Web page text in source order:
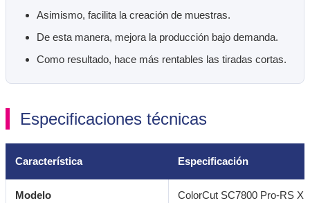
Asimismo, facilita la creación de muestras.
De esta manera, mejora la producción bajo demanda.
Como resultado, hace más rentables las tiradas cortas.
Especificaciones técnicas
Característica Especificación
Modelo ColorCut SC7800 Pro-RS XL